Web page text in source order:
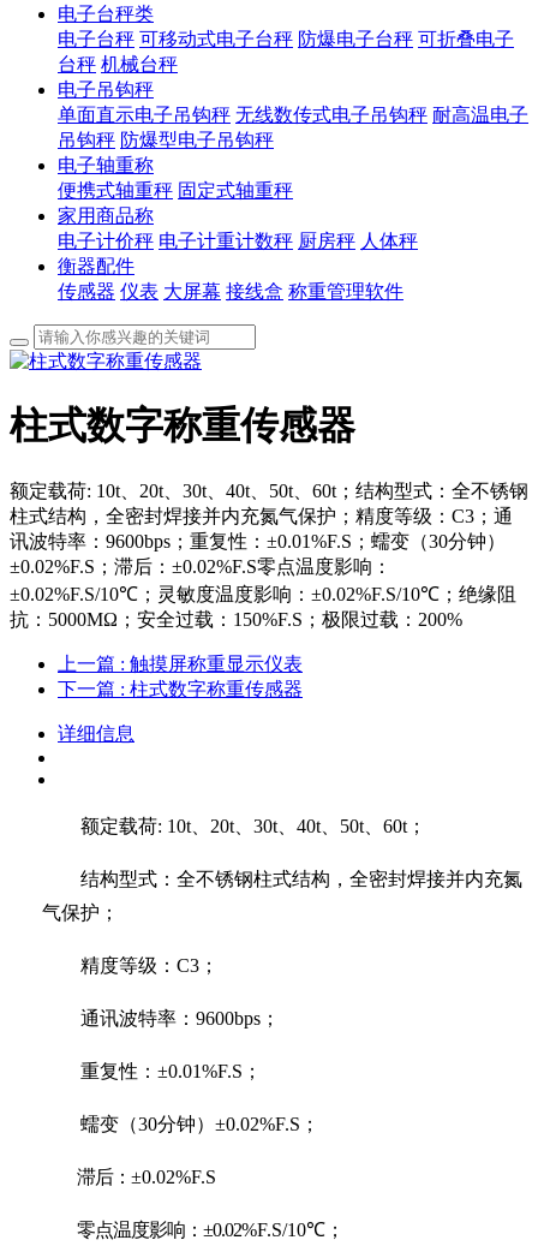
电子台秤类
电子台秤 可移动式电子台秤 防爆电子台秤 可折叠电子
台秤 机械台秤
电子吊钩秤
单面直示电子吊钩秤 无线数传式电子吊钩秤 耐高温电子
吊钩秤 防爆型电子吊钩秤
电子轴重称
便携式轴重秤 固定式轴重秤
家用商品称
电子计价秤 电子计重计数秤 厨房秤 人体秤
衡器配件
传感器 仪表 大屏幕 接线盒 称重管理软件
柱式数字称重传感器
额定载荷: 10t、20t、30t、40t、50t、60t；结构型式：全不锈钢
柱式结构，全密封焊接并内充氮气保护；精度等级：C3；通
讯波特率：9600bps；重复性：±0.01%F.S；蠕变（30分钟）
±0.02%F.S；滞后：±0.02%F.S零点温度影响：
±0.02%F.S/10℃；灵敏度温度影响：±0.02%F.S/10℃；绝缘阻
抗：5000MΩ；安全过载：150%F.S；极限过载：200%
上一篇 : 触摸屏称重显示仪表
下一篇 : 柱式数字称重传感器
详细信息
额定载荷: 10t、20t、30t、40t、50t、60t；
结构型式：全不锈钢柱式结构，全密封焊接并内充氮
气保护；
精度等级：C3；
通讯波特率：9600bps；
重复性： ±0.01%F.S；
蠕变（30分钟）±0.02%F.S ；
滞后： ±0.02%F.S
零点温度影响：±0.02%F.S/10℃；